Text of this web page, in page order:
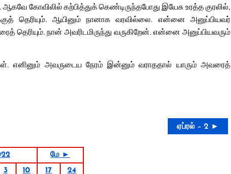
கோவிலில் கற்பித்துக் கெண்டிருந்தபோது இயேசு உரத்த குரலில்,
தெரியும். ஆயினும் நானாக வரவில்லை. என்னை அனுப்பியவர்
நான் அவரிடமிருந்து வருகிறேன். என்னை அனுப்பியவரும்
எனினும் அவருடைய நேரம் இன்னும் வராததால் யாரும் அவரைத்
ஏப்ரல் – 2 ►
மே ►
3 10 17
24